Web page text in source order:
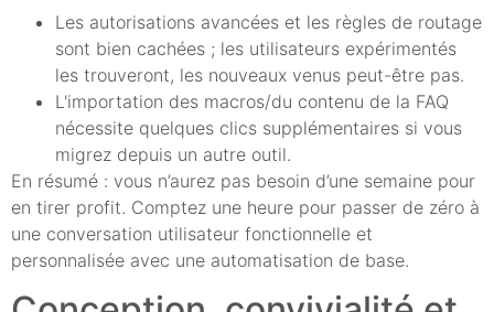
Les autorisations avancées et les règles de routage
sont bien cachées ; les utilisateurs expérimentés
les trouveront, les nouveaux venus peut-être pas.
L'importation des macros/du contenu de la FAQ
nécessite quelques clics supplémentaires si vous
migrez depuis un autre outil.
En résumé : vous n’aurez pas besoin d’une semaine pour
en tirer profit. Comptez une heure pour passer de zéro à
une conversation utilisateur fonctionnelle et
personnalisée avec une automatisation de base.